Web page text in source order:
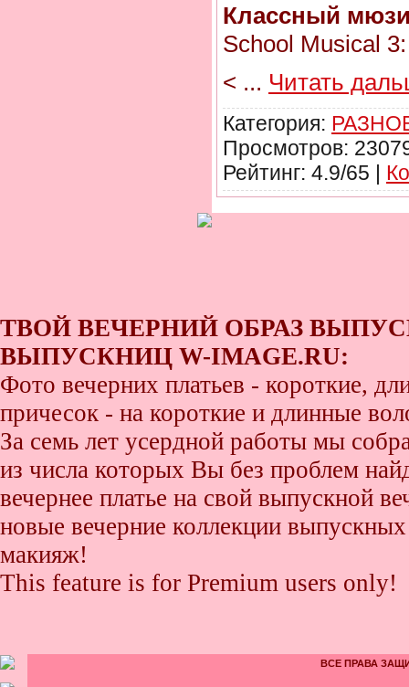
Классный
School Musical
< ... Читать
Категория:
Просмотров:
Рейтинг: 4.9/65 |
ТВОЙ ВЕЧЕРНИЙ ОБРАЗ
ВЫПУСКНИЦ W-IMAGE.RU:
Фото вечерних платьев - короткие,
причесок - на короткие и длинные
За семь лет усердной работы мы
из числа которых Вы без проблем
вечернее платье на свой выпускной
новые вечерние коллекции
макияж!
This feature is for Premium users only!
ВСЕ ПРАВА